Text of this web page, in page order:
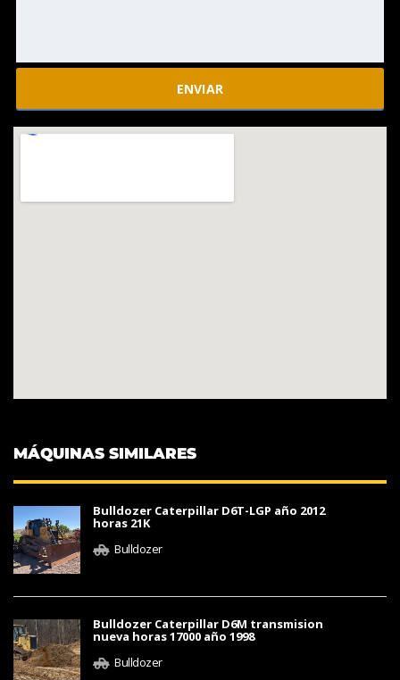
MÁQUINAS SIMILARES
Bulldozer Caterpillar D6T-LGP año 2012
horas 21K
Bulldozer
Bulldozer Caterpillar D6M transmision
nueva horas 17000 año 1998
Bulldozer